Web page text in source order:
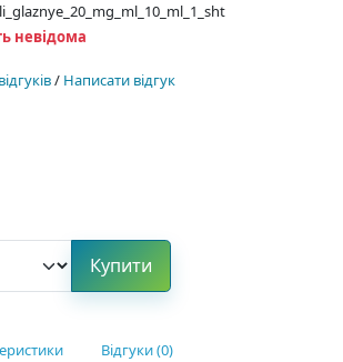
невідома
/ Написати відгук
Купити
Відгуки (0)